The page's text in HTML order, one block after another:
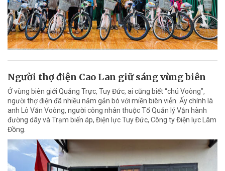
Người thợ điện Cao Lan giữ sáng vùng biên
Ở vùng biên giới Quảng Trực, Tuy Đức, ai cũng biết “chú Voòng”,
người thợ điện đã nhiều năm gắn bó với miền biên viễn. Ấy chính là
anh Lô Văn Voòng, người công nhân thuộc Tổ Quản lý Vận hành
đường dây và Trạm biến áp, Điện lực Tuy Đức, Công ty Điện lực Lâm
Đồng.